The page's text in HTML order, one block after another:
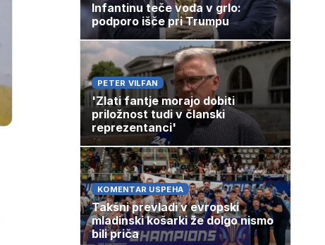
Infantinu teče voda v grlo:
podporo išče pri Trumpu
PETER VILFAN
'Zlati fantje morajo dobiti
priložnost tudi v članski
reprezentanci'
KOMENTAR USPEHA
Takšni prevladi v evropski
mladinski košarki že dolgo nismo
bili priča